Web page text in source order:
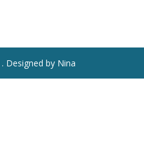
. Designed by Nina